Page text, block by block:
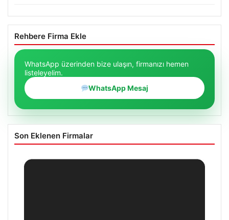
Rehbere Firma Ekle
WhatsApp üzerinden bize ulaşın, firmanızı hemen
listeleyelim.
WhatsApp Mesaj
Son Eklenen Firmalar